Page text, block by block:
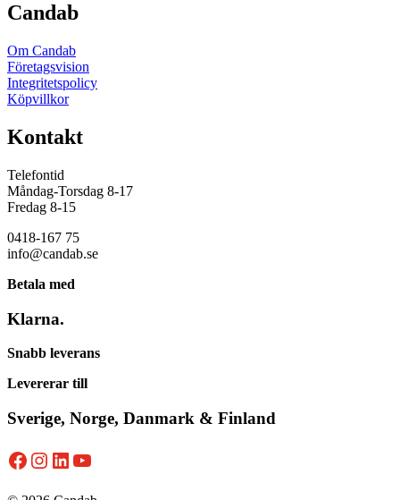
Candab
Om Candab
Företagsvision
Integritetspolicy
Köpvillkor
Kontakt
Telefontid
Måndag-Torsdag 8-17
Fredag 8-15
0418-167 75
info@candab.se
Betala med
Klarna.
Snabb leverans
Levererar till
Sverige, Norge, Danmark & Finland
Facebook
Instagram
LinkedIn
YouTube